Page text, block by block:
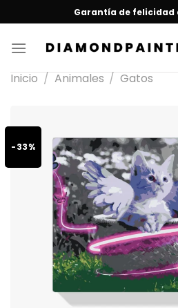
Garantía de felicidad
Inicio / Animales / Gatos
-33%